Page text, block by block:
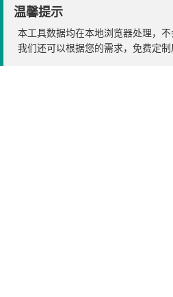
温馨提示
本工具数据均在本地浏览器处理，
我们还可以根据您的需求，免费定